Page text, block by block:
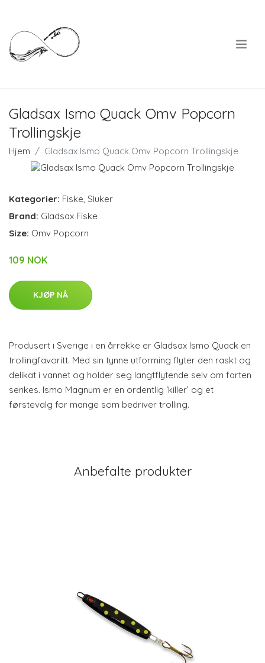
Gladsax Ismo Quack Omv Popcorn
Trollingskje
Hjem Gladsax Ismo Quack Omv Popcorn Trollingskje
Kategorier: Fiske Sluker
Brand: Gladsax Fiske
Size: Omv Popcorn
109 NOK
KJØP NÅ
Produsert i Sverige i en årrekke er Gladsax Ismo Quack en
trollingfavoritt. Med sin tynne utforming flyter den raskt og
delikat i vannet og holder seg langtflytende selv om farten
senkes. Ismo Magnum er en ordentlig ‘killer’ og et
førstevalg for mange som bedriver trolling.
Anbefalte produkter